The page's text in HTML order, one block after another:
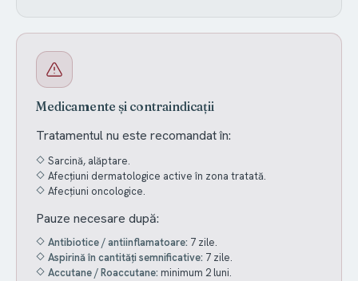
Medicamente și contraindicații
Tratamentul nu este recomandat în:
Sarcină, alăptare.
Afecțiuni dermatologice active în zona tratată.
Afecțiuni oncologice.
Pauze necesare după:
Antibiotice / antiinflamatoare: 7 zile.
Aspirină în cantități semnificative: 7 zile.
Accutane / Roaccutane: minimum 2 luni.